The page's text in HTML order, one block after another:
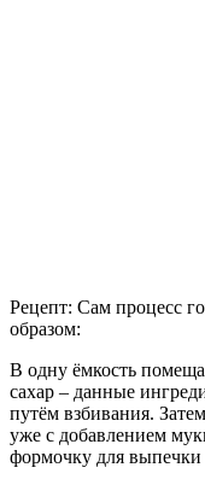
Рецепт: Сам процесс
образом:
В одну ёмкость
сахар – данные
путём взбивания.
уже с добавлением
формочку для выпечки